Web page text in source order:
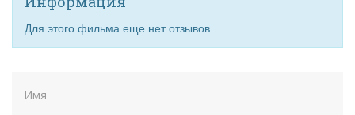
Для этого фильма еще нет отзывов